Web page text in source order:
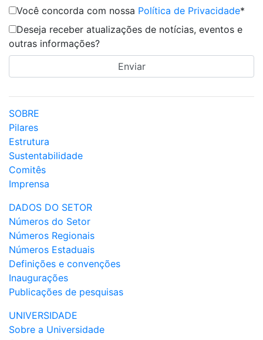
Você concorda com nossa Política de Privacidade*
Deseja receber atualizações de notícias, eventos e
outras informações?
SOBRE
Pilares
Estrutura
Sustentabilidade
Comitês
Imprensa
DADOS DO SETOR
Números do Setor
Números Regionais
Números Estaduais
Definições e convenções
Inaugurações
Publicações de pesquisas
UNIVERSIDADE
Sobre a Universidade